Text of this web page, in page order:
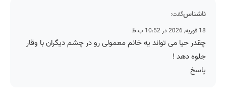
ناشناسگفت:
18 فوریه, 2026 در 10:52 ب.ظ
چقدر حیا می تواند یه خانم معمولی رو در چشم دیگران با وقار
جلوه دهد !
پاسخ